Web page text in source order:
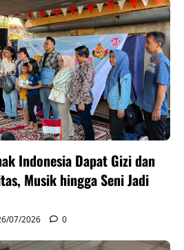
Indonesia Dapat Gizi dan
Musik hingga Seni Jadi
07/2026 0